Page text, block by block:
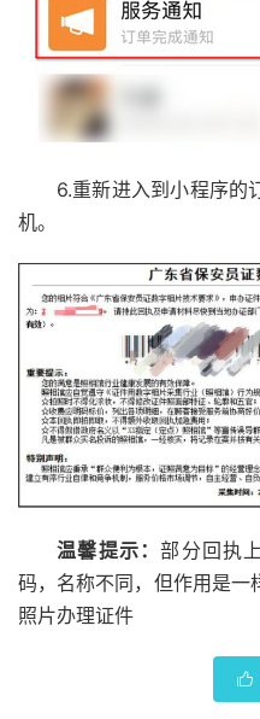
6.重新进入到小程序的
机。
温馨提示：部分回执
码，名称不同，但作用是一
照片办理证件
